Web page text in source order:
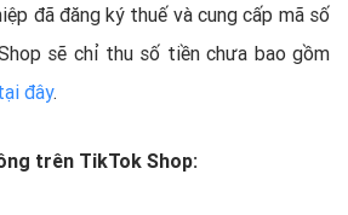
đã đăng ký thuế và cung cấp mã số
sẽ chỉ thu số tiền chưa bao gồm
đây.
trên TikTok Shop: